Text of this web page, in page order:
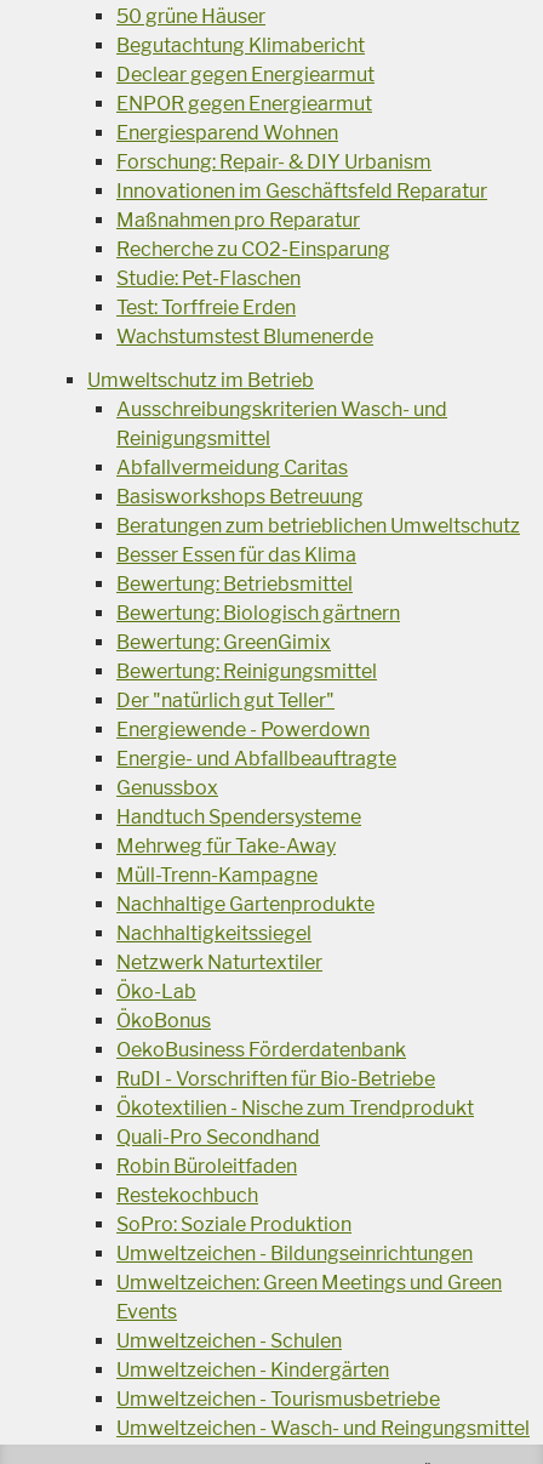
50 grüne Häuser
Begutachtung Klimabericht
Declear gegen Energiearmut
ENPOR gegen Energiearmut
Energiesparend Wohnen
Forschung: Repair- & DIY Urbanism
Innovationen im Geschäftsfeld Reparatur
Maßnahmen pro Reparatur
Recherche zu CO2-Einsparung
Studie: Pet-Flaschen
Test: Torffreie Erden
Wachstumstest Blumenerde
Umweltschutz im Betrieb
Ausschreibungskriterien Wasch- und
Reinigungsmittel
Abfallvermeidung Caritas
Basisworkshops Betreuung
Beratungen zum betrieblichen Umweltschutz
Besser Essen für das Klima
Bewertung: Betriebsmittel
Bewertung: Biologisch gärtnern
Bewertung: GreenGimix
Bewertung: Reinigungsmittel
Der "natürlich gut Teller"
Energiewende - Powerdown
Energie- und Abfallbeauftragte
Genussbox
Handtuch Spendersysteme
Mehrweg für Take-Away
Müll-Trenn-Kampagne
Nachhaltige Gartenprodukte
Nachhaltigkeitssiegel
Netzwerk Naturtextiler
Öko-Lab
ÖkoBonus
OekoBusiness Förderdatenbank
RuDI - Vorschriften für Bio-Betriebe
Ökotextilien - Nische zum Trendprodukt
Quali-Pro Secondhand
Robin Büroleitfaden
Restekochbuch
SoPro: Soziale Produktion
Umweltzeichen - Bildungseinrichtungen
Umweltzeichen: Green Meetings und Green
Events
Umweltzeichen - Schulen
Umweltzeichen - Kindergärten
Umweltzeichen - Tourismusbetriebe
Umweltzeichen - Wasch- und Reingungsmittel